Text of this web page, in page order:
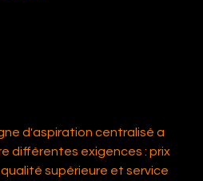
d'aspiration centralisé a
différentes exigences : prix
supérieure et service